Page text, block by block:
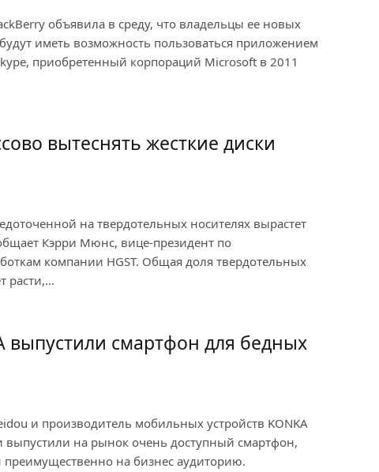
объявила в среду, что владельцы ее новых
иметь возможность пользоваться приложением
приобретенный корпораций Microsoft в 2011
вытеснять жесткие диски
на твердотельных носителях вырастет
Кэрри Мюнс, вице-президент по
компании HGST. Общая доля твердотельных
расти,…
выпустили смартфон для бедных
и производитель мобильных устройств KONKA
на рынок очень доступный смартфон,
на бизнес аудиторию.